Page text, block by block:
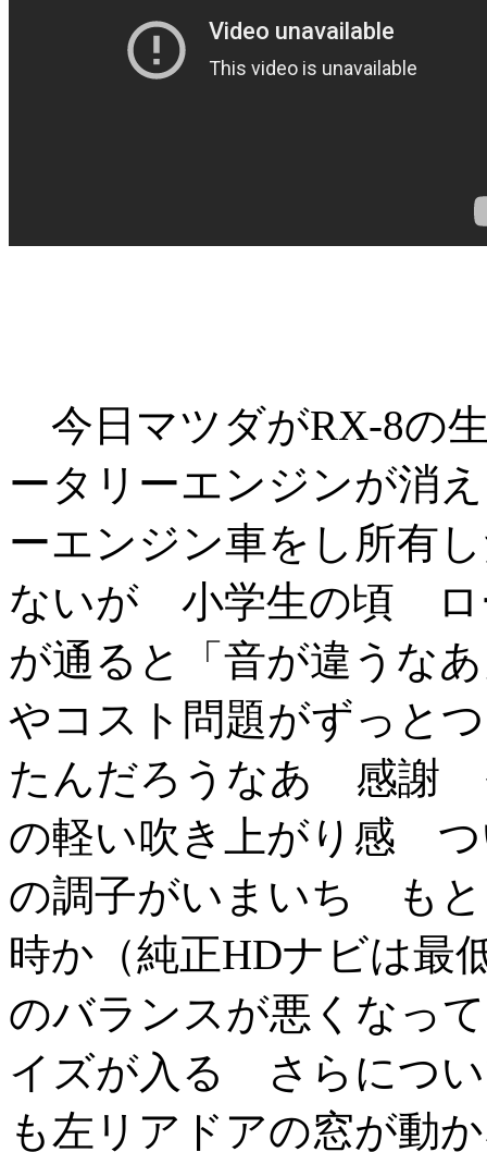
今日マツダがRX-8の
ータリーエンジンが消
ーエンジン車をし所有
ないが 小学生の頃 ロ
が通ると「音が違うな
やコスト問題がずっと
たんだろうなあ 感謝
の軽い吹き上がり感 つ
の調子がいまいち もと
時か（純正HDナビは
のバランスが悪くなっ
イズが入る さらにつ
も左リアドアの窓が動